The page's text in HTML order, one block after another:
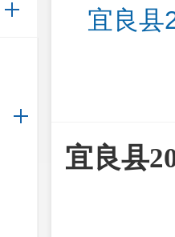
宜良县
宜良县